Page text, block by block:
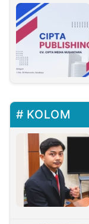
KOLOM